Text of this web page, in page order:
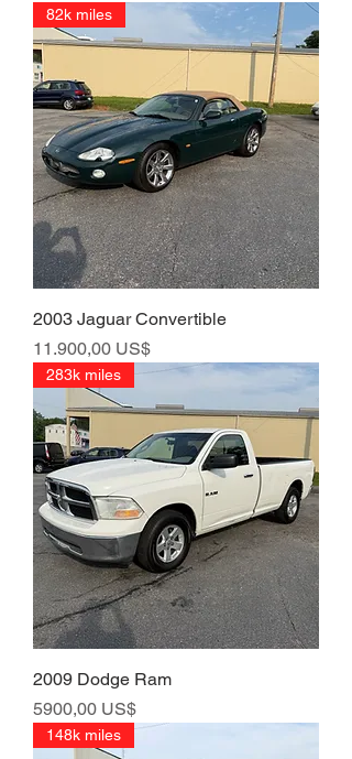
82k miles
2003 Jaguar Convertible
Precio
11.900,00 US$
283k miles
2009 Dodge Ram
Precio
5900,00 US$
148k miles